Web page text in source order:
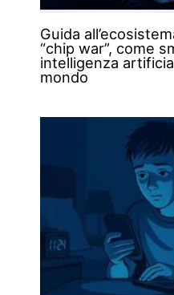
Guida
“chip war”, come
intelligenza
mondo